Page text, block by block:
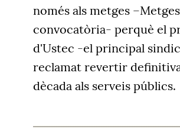
només als metges
convocatòria- perquè el
d'Ustec -el principal
reclamat revertir
dècada als serveis públics.